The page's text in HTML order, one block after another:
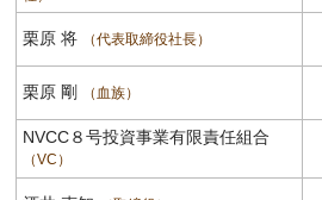
栗原 将 代表取締役社長
栗原 剛 血族
NVCC８号投資事業有限責任組合
VC